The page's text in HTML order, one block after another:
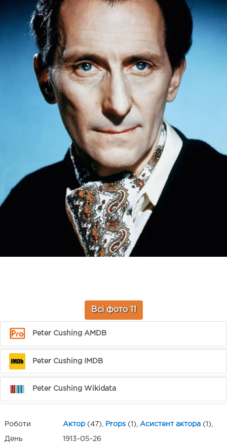
Всі фото 11
Peter Cushing AMDB
Peter Cushing IMDB
Peter Cushing Wikidata
Роботи Актор (47), Props (1), Асистент актора (1),
День
1913-05-26